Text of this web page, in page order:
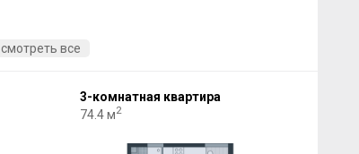
смотреть все
3-комнатная квартира
74.4 м2